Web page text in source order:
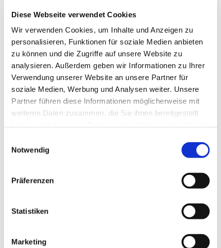
Diese Webseite verwendet Cookies
Wir verwenden Cookies, um Inhalte und Anzeigen zu
personalisieren, Funktionen für soziale Medien anbieten
zu können und die Zugriffe auf unsere Website zu
analysieren. Außerdem geben wir Informationen zu Ihrer
Verwendung unserer Website an unsere Partner für
soziale Medien, Werbung und Analysen weiter. Unsere
Partner führen diese Informationen möglicherweise mit
weiteren Daten zusammen, die Sie ihnen bereitgestellt
Notwendig
Präferenzen
Statistiken
Marketing